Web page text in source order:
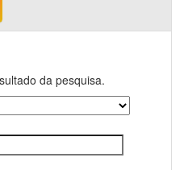
da pesquisa.